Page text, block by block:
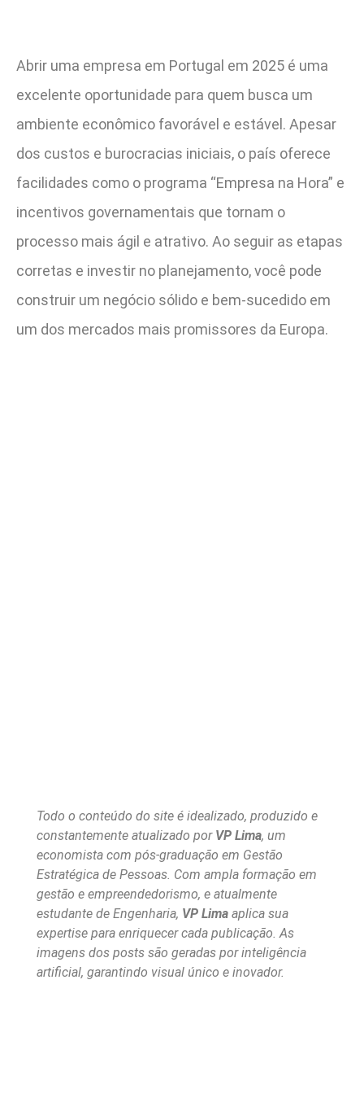
Abrir uma empresa em Portugal em 2025 é uma
excelente oportunidade para quem busca um
ambiente econômico favorável e estável. Apesar
dos custos e burocracias iniciais, o país oferece
facilidades como o programa “Empresa na Hora” e
incentivos governamentais que tornam o
processo mais ágil e atrativo. Ao seguir as etapas
corretas e investir no planejamento, você pode
construir um negócio sólido e bem-sucedido em
um dos mercados mais promissores da Europa.
Todo o conteúdo do site é idealizado, produzido e
constantemente atualizado por VP Lima, um
economista com pós-graduação em Gestão
Estratégica de Pessoas. Com ampla formação em
gestão e empreendedorismo, e atualmente
estudante de Engenharia, VP Lima aplica sua
expertise para enriquecer cada publicação. As
imagens dos posts são geradas por inteligência
artificial, garantindo visual único e inovador.